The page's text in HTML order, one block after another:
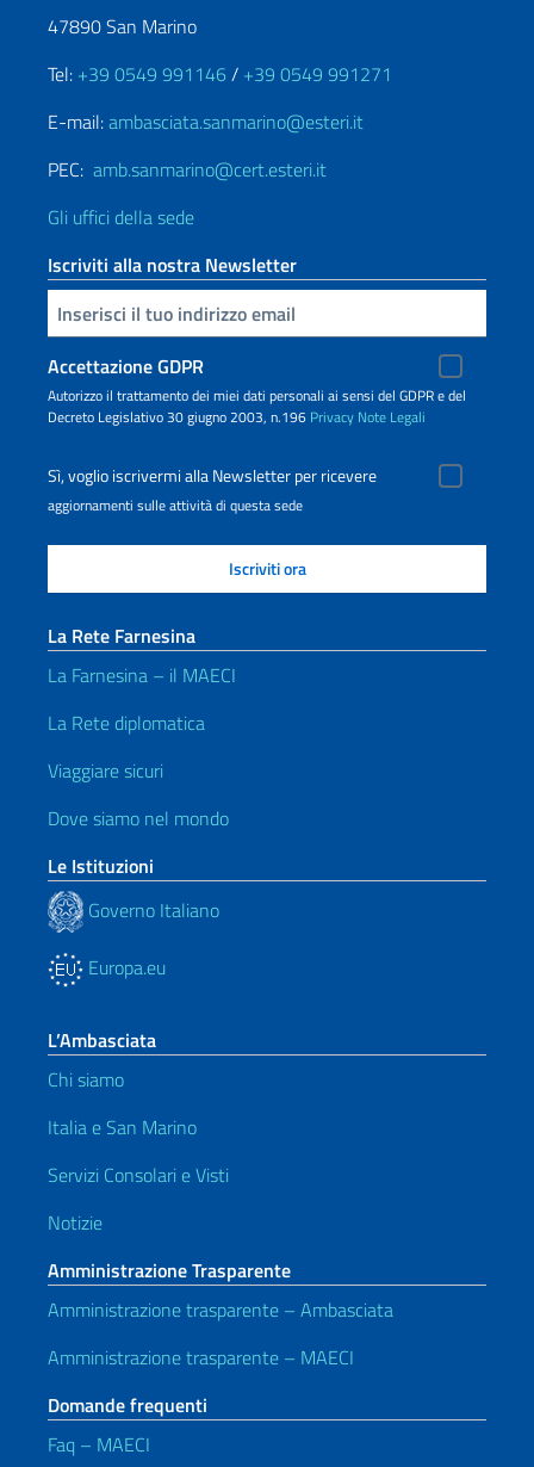
47890 San Marino
Tel: +39 0549 991146 / +39 0549 991271
E-mail:ambasciata.sanmarino@esteri.it
PEC: amb.sanmarino@cert.esteri.it
Gli uffici della sede
Iscriviti alla nostra Newsletter
Inserisci la tua email
Accettazione GDPR
Autorizzo il trattamento dei miei dati personali ai sensi del GDPR e del
Decreto Legislativo 30 giugno 2003, n.196 Privacy Note Legali
Sì, voglio iscrivermi alla Newsletter per ricevere
aggiornamenti sulle attività di questa sede
La Rete Farnesina
La Farnesina – il MAECI
La Rete diplomatica
Viaggiare sicuri
Dove siamo nel mondo
Le Istituzioni
Governo Italiano
Europa.eu
L’Ambasciata
Chi siamo
Italia e San Marino
Servizi Consolari e Visti
Notizie
Amministrazione Trasparente
Amministrazione trasparente – Ambasciata
Amministrazione trasparente – MAECI
Domande frequenti
Faq – MAECI